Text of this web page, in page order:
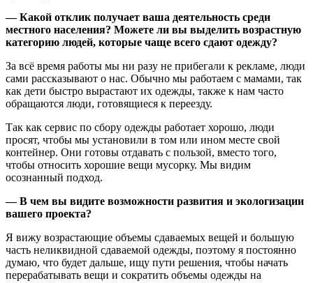
— Какой отклик получает ваша деятельность среди
местного населения? Можете ли вы выделить возрастную
категорию людей, которые чаще всего сдают одежду?​
За всё время работы мы ни разу не прибегали к рекламе, люди
сами рассказывают о нас. Обычно мы работаем с мамами, так
как дети быстро вырастают их одежды, также к нам часто
обращаются люди, готовящиеся к переезду.
Так как сервис по сбору одежды работает хорошо, люди
просят, чтобы мы установили в том или ином месте свой
контейнер. Они готовы отдавать с пользой, вместо того,
чтобы относить хорошие вещи мусорку. Мы видим
осознанный подход.
— В чем вы видите возможности развития и экологизации
вашего проекта?
Я вижу возрастающие объемы сдаваемых вещей и большую
часть неликвидной сдаваемой одежды, поэтому я постоянно
думаю, что будет дальше, ищу пути решения, чтобы начать
перерабатывать вещи и сократить объемы одежды на